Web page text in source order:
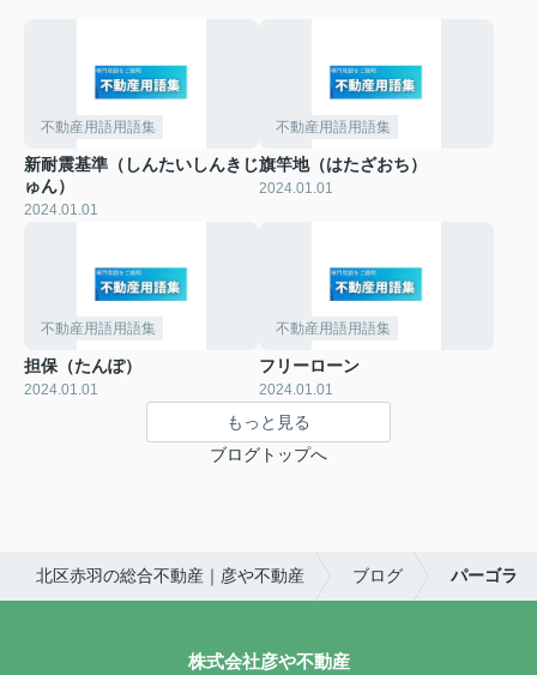
不動産用語用語集
新耐震基準（しんたいしんきじ
ゅん）
2024.01.01
不動産用語用語集
旗竿地（はたざおち）
2024.01.01
不動産用語用語集
担保（たんぽ）
2024.01.01
不動産用語用語集
フリーローン
2024.01.01
もっと見る
ブログトップへ
北区赤羽の総合不動産｜彦や不動産 ブログ パーゴラ
株式会社彦や不動産